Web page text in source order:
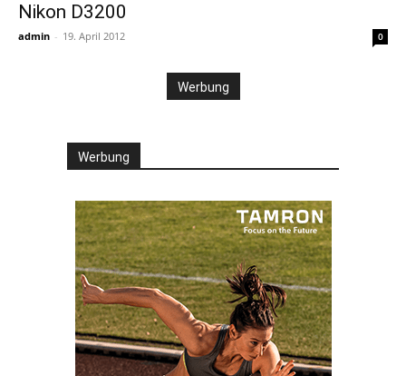
Nikon D3200
admin - 19. April 2012 0
Werbung
Werbung